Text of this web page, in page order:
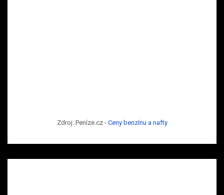
Zdroj: Peníze.cz - Ceny benzínu a nafty